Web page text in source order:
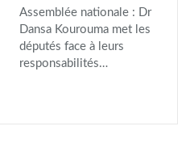
Assemblée nationale : Dr
Dansa Kourouma met les
députés face à leurs
responsabilités…